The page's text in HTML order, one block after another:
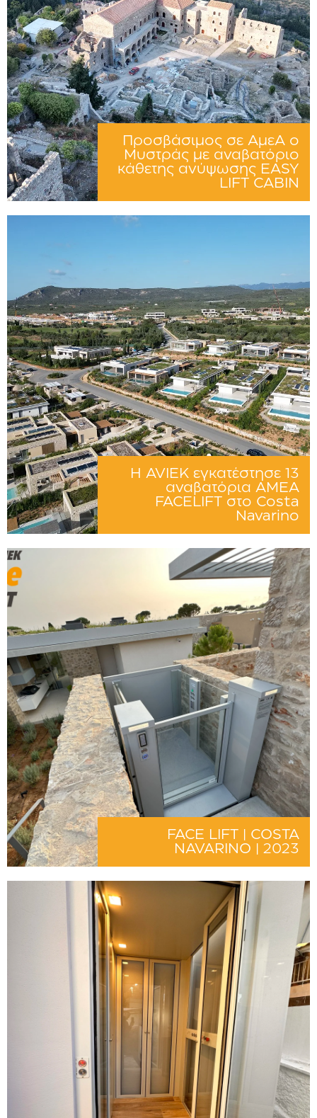
Προσβάσιμος σε ΑμεΑ ο
Μυστράς με αναβατόριο
κάθετης ανύψωσης EASY
LIFT CABIN
Η AVIEK εγκατέστησε 13
αναβατόρια ΑΜΕΑ
FACELIFT στο Costa
Navarino
FACE LIFT | COSTA
NAVARINO | 2023